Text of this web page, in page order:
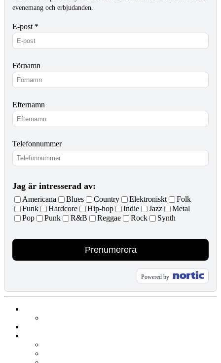
evenemang och erbjudanden.
E-post *
Förnamn
Efternamn
Telefonnummer
Jag är intresserad av:
Americana Blues Country Elektroniskt
Folk
Funk
Hardcore Hip-hop Indie Jazz
Metal
Pop
Punk R&B Reggae Rock Synth
Prenumerera
Powered by